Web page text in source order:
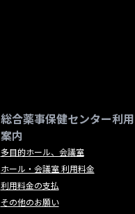
総合薬事保健センター利用
案内
多目的ホール、会議室
ホール・会議室 利用料金
利用料金の支払
その他のお願い